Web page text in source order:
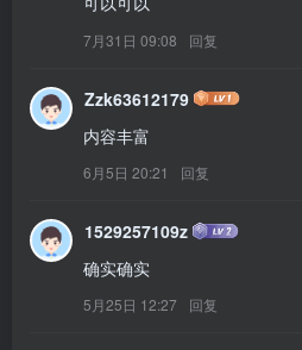
7月31日 09:08 回复
Zzk63612179
内容丰富
6月5日 20:21 回复
1529257109z
确实确实
5月25日 12:27 回复